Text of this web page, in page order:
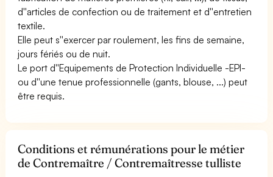
d''articles de confection ou de traitement et d''entretien
textile.
Elle peut s''exercer par roulement, les fins de semaine,
jours fériés ou de nuit.
Le port d''Equipements de Protection Individuelle -EPI-
ou d''une tenue professionnelle (gants, blouse, ...) peut
être requis.
Conditions et rémunérations pour le métier
de Contremaître / Contremaîtresse tulliste